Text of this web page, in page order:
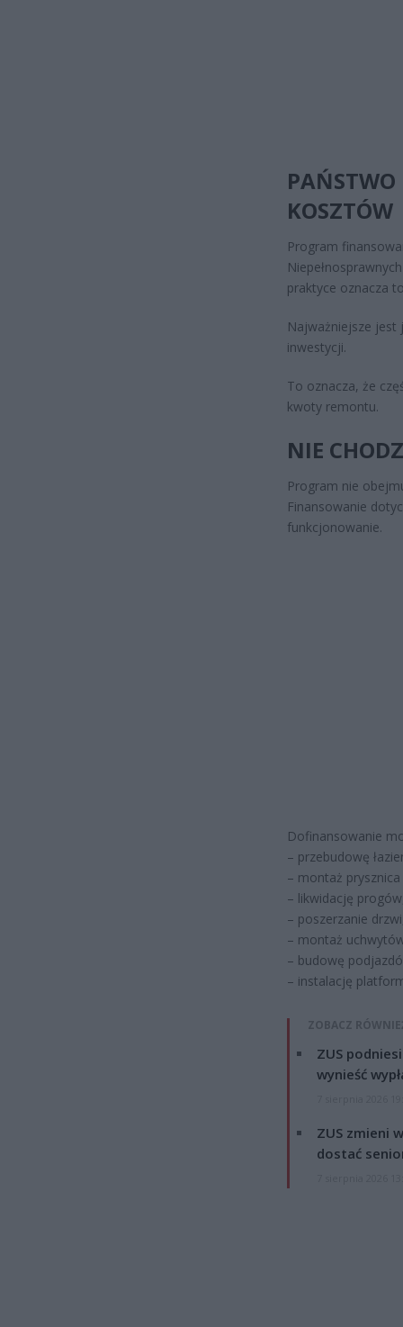
PAŃSTWO
KOSZTÓW
Program
praktyce oznacza
Najważniejsze jest
inwestycji.
To oznacza, że
kwoty remontu.
NIE
Program nie
Finansowanie
funkcjonowanie.
Dofinansowanie
– przebudowę
– montaż
– likwidację
– poszerzanie
– montaż
– budowę
– instalację
ZOBACZ
ZUS
wynieść
ZUS zmieni
dostać